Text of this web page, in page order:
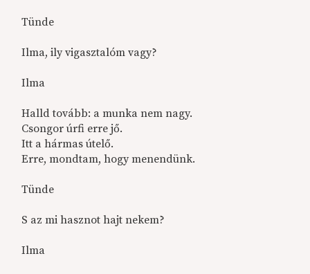
Tünde
Ilma, ily vigasztalóm vagy?
Ilma
Halld tovább: a munka nem nagy.
Csongor úrfi erre jő.
Itt a hármas útelő.
Erre, mondtam, hogy menendünk.
Tünde
S az mi hasznot hajt nekem?
Ilma